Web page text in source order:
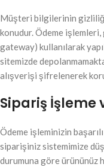
Müşteri bilgilerinin
konudur. Ödeme
gateway) kullanılarak
sitemizde
alışverişi şifrelenerek
Sipariş İşleme
Ödeme işleminizin
siparişiniz sistemimize
durumuna göre ürününüz